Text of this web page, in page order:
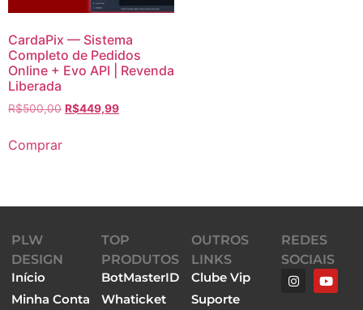
CardaPix — Sistema
Completo de Pedidos
Online + Evo API | Revenda
Liberada
R$500,00 R$449,99
Comprar
PLW
DESIGN
Início
Minha Conta
TOP
PRODUTOS
BotMasterID
Whaticket
OUTROS
LINKS
Clube Vip
Suporte
REDES
SOCIAIS